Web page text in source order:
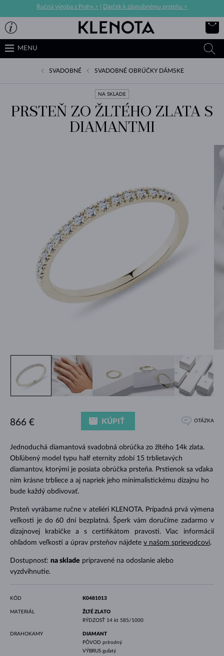
Ručná výroba z Prahy > Darček k zásnubnému prsteňu >
MENU
SVADOBNÉ SVADOBNÉ OBRÚČKY DÁMSKE
NA SKLADE
PRSTEŇ ZO ŽLTÉHO ZLATA S
DIAMANTMI
Jednoduchá diamantová svadobná obrúčka zo žltého 14k zlata.
Obľúbený model typu half eternity zdobí 15 trblietavých
diamantov, ktorými je posiata obrúčka prsteňa. Prstienok sa vďaka
nim krásne trbliece a aj napriek jeho minimalistickému dizajnu ho
bude každý obdivovať.
Prsteň vyrábame ručne v ateliéri KLENOTA. Prípadná prvá výmena
veľkosti je do 60 dní bezplatná. Šperk vám doručíme zadarmo v
dizajnovej krabičke a s certifikátom pravosti. Viac informácií
ohľadom veľkostí a úprav prsteňov nájdete v našom sprievodcovi.
Dostupnosť: na sklade pripravené na odoslanie alebo
vyzdvihnutie.
866 € KÚPIŤ OTÁZKA
KÓD K0481013
MATERIÁL
ŽLTÉ ZLATO
RÝDZOSŤ 14 kt 585/1000
DRAHOKAMY
DIAMANT
PÔVOD prírodný
VÝBRUS guľatý